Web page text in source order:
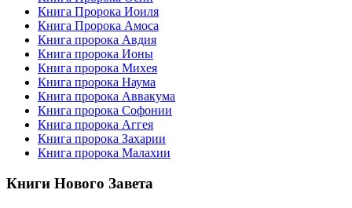
Книга Пророка Иоиля
Книга Пророка Амоса
Книга пророка Авдия
Книга пророка Ионы
Книга пророка Михея
Книга пророка Наума
Книга пророка Аввакума
Книга пророка Софонии
Книга пророка Аггея
Книга пророка Захарии
Книга пророка Малахии
Книги Нового Завета